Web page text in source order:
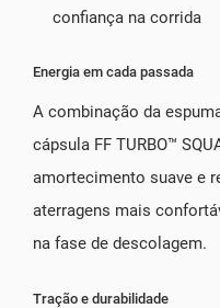
confiança na corrida
Energia em cada passada
A combinação da
cápsula FF TURBO™
amortecimento suave e
aterragens mais
na fase de descolagem.
Tração e durabilidade